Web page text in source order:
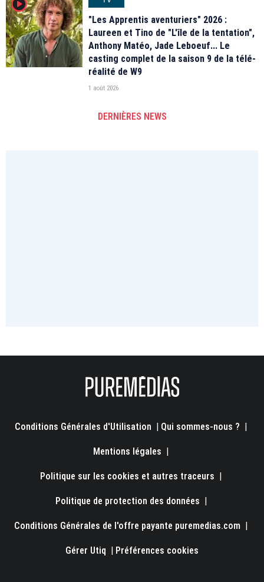
"Les Apprentis aventuriers" 2026 :
Laureen et Tino de "L'île de la tentation",
Anthony Matéo, Jade Leboeuf... Le
casting complet de la saison 9 de la télé-
réalité de W9
1 août 2026
DERNIÈRES NEWS
Conditions Générales d'Utilisation | Qui sommes-nous ? |
Mentions légales |
Politique sur les cookies et autres traceurs |
Politique de protection des données |
Conditions Générales de l'offre payante puremedias.com |
Gérer Utiq | Préférences cookies